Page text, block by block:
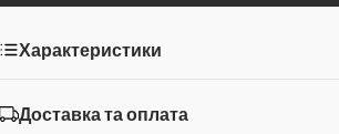
Характеристики
Доставка та оплата